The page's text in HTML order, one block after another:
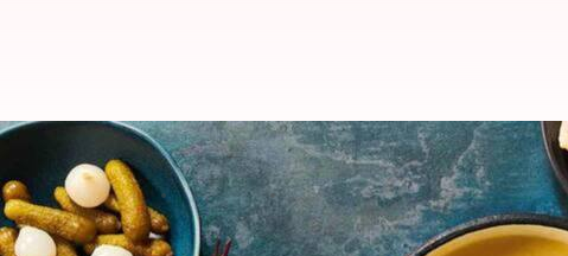
Hidangkan Fondue Keju Swiss
menulis Handoko Feb 22, 2024 12:08 pm